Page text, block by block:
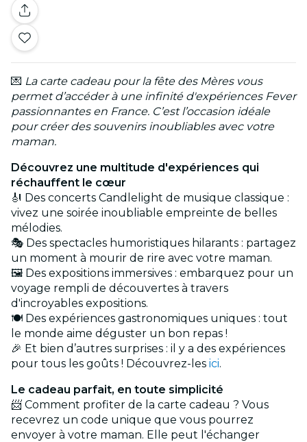
💌 La carte cadeau pour la fête des Mères vous
permet d’accéder à une infinité d'expériences Fever
passionnantes en France. C’est l’occasion idéale
pour créer des souvenirs inoubliables avec votre
maman.
Découvrez une multitude d'expériences qui
réchauffent le cœur
🎻 Des concerts Candlelight de musique classique :
vivez une soirée inoubliable empreinte de belles
mélodies.
🎭 Des spectacles humoristiques hilarants : partagez
un moment à mourir de rire avec votre maman.
🖼️ Des expositions immersives : embarquez pour un
voyage rempli de découvertes à travers
d'incroyables expositions.
🍽️ Des expériences gastronomiques uniques : tout
le monde aime déguster un bon repas !
🎉 Et bien d’autres surprises : il y a des expériences
pour tous les goûts ! Découvrez-les ici.
Le cadeau parfait, en toute simplicité
📨 Comment profiter de la carte cadeau ? Vous
recevrez un code unique que vous pourrez
envoyer à votre maman. Elle peut l'échanger